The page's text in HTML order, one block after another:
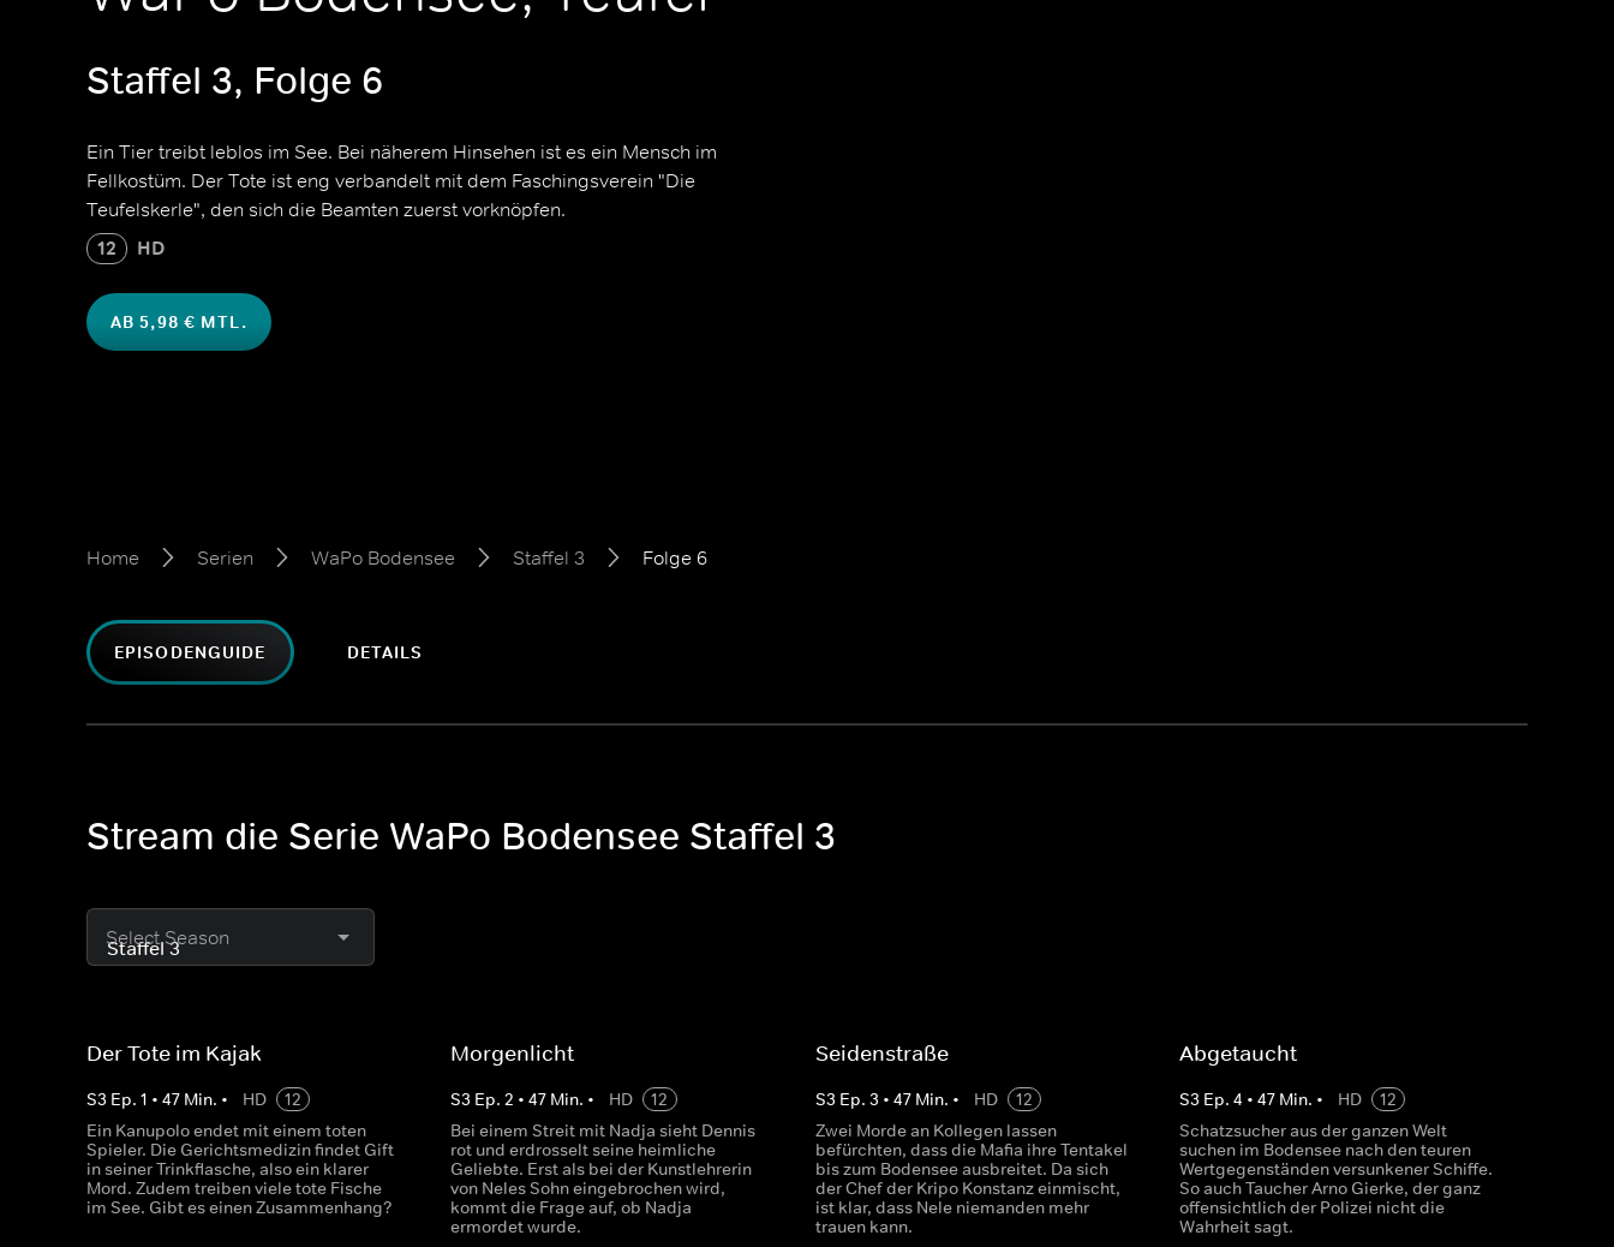
Staffel 3, Folge 6
Ein Tier treibt leblos im See. Bei näherem Hinsehen ist es ein Mensch im
Fellkostüm. Der Tote ist eng verbandelt mit dem Faschingsverein "Die
Teufelskerle", den sich die Beamten zuerst vorknöpfen.
12 HD
AB 5,98 € MTL.
Home Serien WaPo Bodensee Staffel 3 Folge 6
EPISODENGUIDE DETAILS
Stream die Serie WaPo Bodensee Staffel 3
Select Season
Der Tote im Kajak
S3 Ep. 1 • 47 Min. • HD
12
Ein Kanupolo endet mit einem toten
Spieler. Die Gerichtsmedizin findet Gift
in seiner Trinkflasche, also ein klarer
Mord. Zudem treiben viele tote Fische
im See. Gibt es einen Zusammenhang?
Morgenlicht
S3 Ep.2 •47 Min. • HD
12
Bei einem Streit mit Nadja sieht Dennis
rot und erdrosselt seine heimliche
Geliebte. Erst als bei der Kunstlehrerin
von Neles Sohn eingebrochen wird,
kommt die Frage auf, ob Nadja
ermordet wurde.
Seidenstraße
S3 Ep. 3 • 47Min. • HD
12
Zwei Morde an Kollegen lassen
befürchten, dass die Mafia ihre Tentakel
bis zum Bodensee ausbreitet. Da sich
der Chef der Kripo Konstanz einmischt,
ist klar, dass Nele niemanden mehr
trauen kann.
Abgetaucht
S3 Ep. 4 • 47Min. • HD
12
Schatzsucher aus der ganzen Welt
suchen im Bodensee nach den teuren
Wertgegenständen versunkener Schiffe.
So auch Taucher Arno Gierke, der ganz
offensichtlich der Polizei nicht die
Wahrheit sagt.